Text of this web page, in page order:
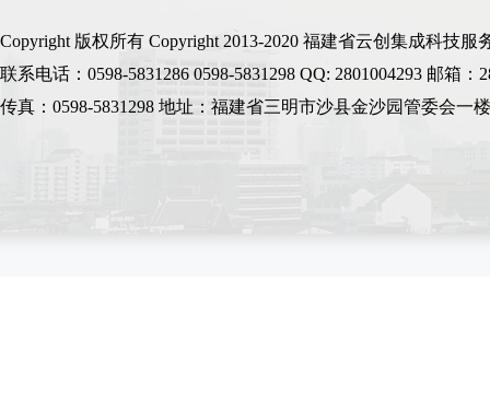
Copyright 版权所有 Copyright 2013-2020 福建省云创集成科技
联系电话：0598-5831286 0598-5831298 QQ: 2801004293 邮箱：
传真：0598-5831298 地址：福建省三明市沙县金沙园管委会一